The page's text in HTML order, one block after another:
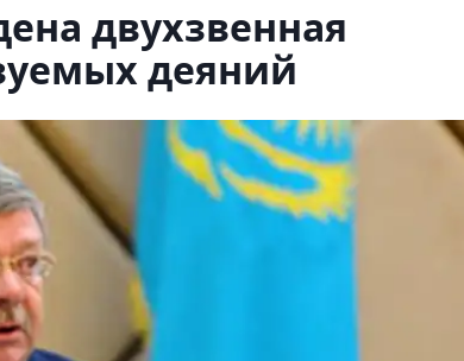
двухзвенная
деяний